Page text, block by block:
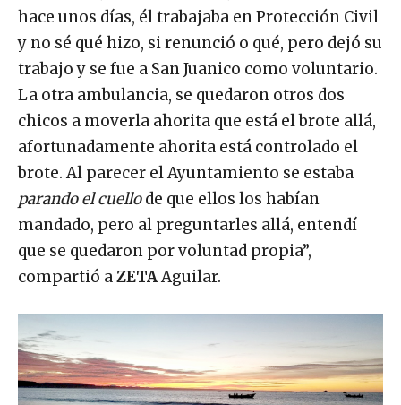
hace unos días, él trabajaba en Protección Civil
y no sé qué hizo, si renunció o qué, pero dejó su
trabajo y se fue a San Juanico como voluntario.
La otra ambulancia, se quedaron otros dos
chicos a moverla ahorita que está el brote allá,
afortunadamente ahorita está controlado el
brote. Al parecer el Ayuntamiento se estaba
parando el cuellode que ellos los habían
mandado, pero al preguntarles allá, entendí
que se quedaron por voluntad propia”,
compartió aZETAAguilar.